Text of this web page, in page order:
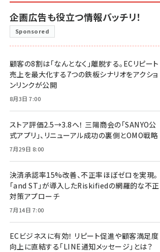
企画広告も役立つ情報バッチリ！
Sponsored
顧客の8割は「なんとなく」離脱する。ECリピート
売上を最大化する7つの鉄板シナリオをアクショ
ンリンクが公開
8月3日 7:00
ストア評価2.5→3.8へ！ 三陽商会の「SANYO公
式アプリ」、リニューアル成功の裏側とOMO戦略
7月29日 8:00
決済承認率15%改善、不正率ほぼゼロを実現。
「and ST」が導入したRiskifiedの網羅的な不正
対策アプローチ
7月14日 7:00
ECビジネスに有効！ リピート促進や顧客満足度
向上に直結する「LINE通知メッセージ」とは？